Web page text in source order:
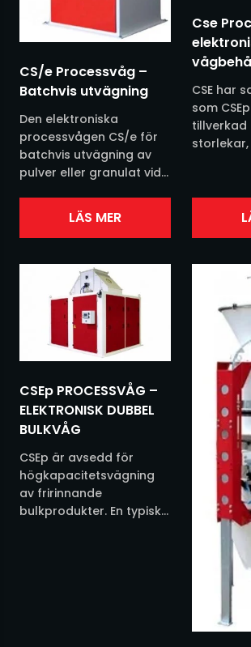
Filter
Fluidisering
Fördelare
Jacob rörsystem
Kvarnar
Nivåvakter
Pneumatisk transport
Processvågar
Siktar
Silo
Skruvar
Småsäckshantering
Sändartransportörer
Plast
Snus
CS/e Processvåg –
Batchvis utvägning
Den elektroniska
processvågen CS/e för
batchvis utvägning av
pulver eller granulat vid
Beroende på produkt
finns flera
tillgå. Heavy duty
LÄS MER
Cse
CSE har
som
tillverkad
Dubbla
CSEp PROCESSVÅG –
ELEKTRONISK DUBBEL
BULKVÅG
CSEp är avsedd för
högkapacitetsvägning
av fririnnande
bulkprodukter. En typisk